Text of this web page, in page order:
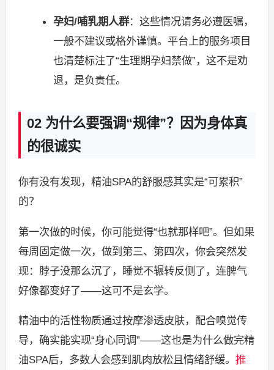
孕妇/哺乳期人群：这些情况请务必遵医嘱，
一般不建议或格外谨慎。平台上的服务项目
也清楚标注了“生理期孕妇禁做”，这不是劝
退，是负责任。
02 为什么要强调“规律”？因为身体真
的很诚实
你有没有发现，精油SPA的舒服感其实是“可累积”
的？
第一次做的时候，你可能觉得“也就那样吧”。但如果
每周固定做一次，做到第三、第四次，你会突然发
现：脖子没那么沉了，睡觉不辗转反侧了，连脾气
好像都变好了——这可不是玄学。
精油中的活性物质通过按摩渗透皮肤，配合嗅觉传
导，确实能实现“身心同调”——这也是为什么做完精
油SPA后，多数人会感到肌肉放松且情绪舒缓。 推